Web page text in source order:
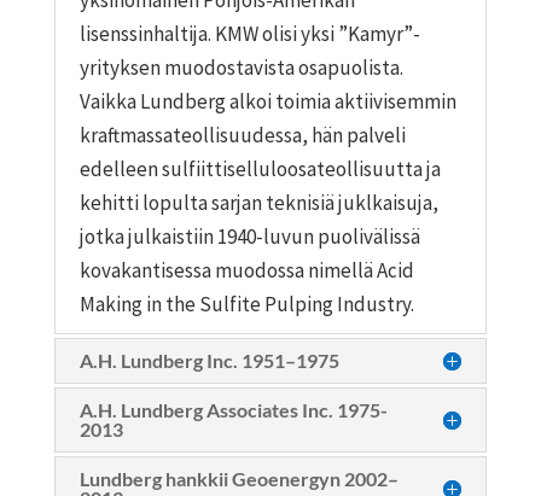
lisenssinhaltija. KMW olisi yksi ”Kamyr”-
yrityksen muodostavista osapuolista.
Vaikka Lundberg alkoi toimia aktiivisemmin
kraftmassateollisuudessa, hän palveli
edelleen sulfiittiselluloosateollisuutta ja
kehitti lopulta sarjan teknisiä juklkaisuja,
jotka julkaistiin 1940-luvun puolivälissä
kovakantisessa muodossa nimellä Acid
Making in the Sulfite Pulping Industry.
A.H. Lundberg Inc. 1951–1975
A.H. Lundberg Associates Inc. 1975-
2013
Lundberg hankkii Geoenergyn 2002–